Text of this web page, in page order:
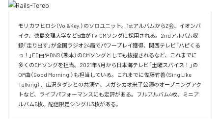
モリカワヒロシ（Vo.&Key.）のソロユニット。1stアルバムからZ会、イオンバ
イク、徳島文理大学など5曲がTV-CMソングに採用される。2ndアルバム収
録「走り出す」が全国ラジオ24局でパワープレイ獲得、関西テレビ「ハピくる
っ！」ED曲やDNS（熊本）のCMソングとしても抜擢されるなど、これまでに
多くのCMソングを担当。2021年4月から日本海テレビ「土曜スパイス！」の
OP曲（Good Morning!）も担当している。これまでに佐藤竹善（Sing Like
Talking）、広沢タダシとの共演や、スガシカオ米子公演のオープニングアク
トなど、ライブパフォーマンスにも定評がある。フルアルバム4枚、ミニア
ルバム5枚、配信限定シングル3枚がある。